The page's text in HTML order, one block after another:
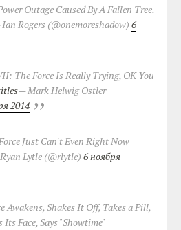
Outage Caused By A Fallen Tree.
Rogers (@onemoreshadow)6
The Force Is Really Trying, OK You
— Mark Helwig Ostler
2014
Just Can't Even Right Now
Lytle (@rlytle)6 ноября
Awakens, Shakes It Off, Takes a Pill,
Face, Says "Showtime"